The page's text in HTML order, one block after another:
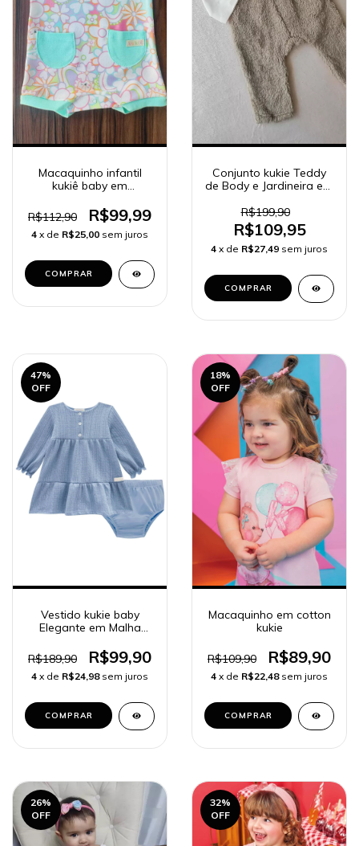
Macaquinho infantil
kukiê baby em
R$112,90
R$99,99
4 x de R$25,00 sem juros
COMPRAR
Conjunto kukie Teddy
de Body e Jardineira em
R$199,90
R$109,95
4 x de R$27,49 sem juros
COMPRAR
47%
OFF
Vestido kukie baby
Elegante em Malha
R$189,90
R$99,90
4 x de R$24,98 sem juros
COMPRAR
18%
OFF
Macaquinho em cotton
kukie
R$109,90 R$89,90
4 x de R$22,48 sem juros
COMPRAR
26%
OFF
32%
OFF